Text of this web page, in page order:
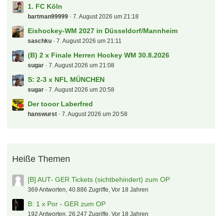
1. FC Köln
bartman99999 7. August 2026 um 21:18
Eishockey-WM 2027 in Düsseldorf/Mannheim
saschku 7. August 2026 um 21:11
(B) 2 x Finale Herren Hockey WM 30.8.2026
sugar 7. August 2026 um 21:08
S: 2-3 x NFL MÜNCHEN
sugar 7. August 2026 um 20:58
Der tooor Laberfred
hanswurst 7. August 2026 um 20:58
Heiße Themen
[B] AUT- GER Tickets (sichtbehindert) zum OP
369 Antworten, 40.886 Zugriffe, Vor 18 Jahren
B: 1 x Por - GER zum OP
192 Antworten, 26.247 Zugriffe, Vor 18 Jahren